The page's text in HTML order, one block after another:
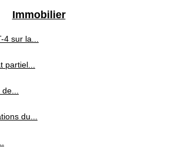
Immobilier
sur la...
du...